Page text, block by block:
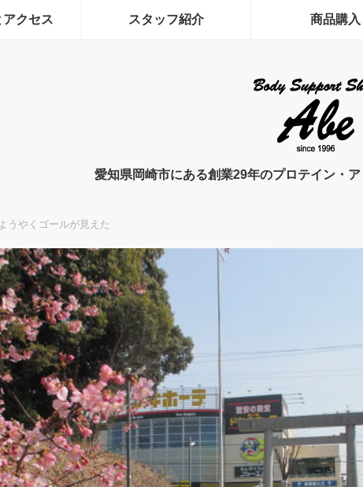
アクセス スタッフ紹介 商品購入
愛知県岡崎市にある創業29年のプロテイン・
ようやくゴールが見えた